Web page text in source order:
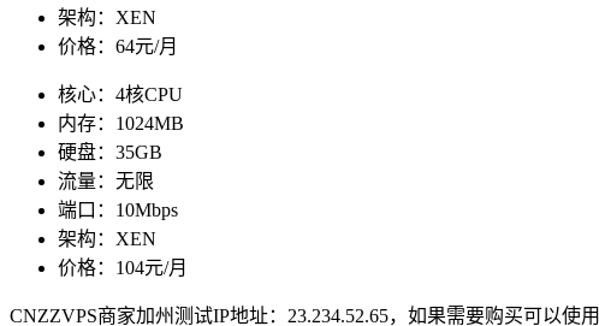
架构：XEN
价格：64元/月
核心：4核CPU
内存：1024MB
硬盘：35GB
流量：无限
端口：10Mbps
架构：XEN
价格：104元/月
CNZZVPS商家加州测试IP地址：23.234.52.65，如果需要购买可以使